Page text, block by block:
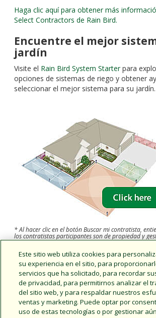
Haga clic aquí para obtener más
Select Contractors de Rain Bird.
Encuentre el mejor
jardín
Visite el Rain Bird System Starterpara
opciones de sistemas de riego y obtener
seleccionar el mejor sistema para su jardín.
* Al hacer clic en el botón Buscar mi contratista,
los contratistas participantes son de propiedad y
y acepto que Rain Bird Corporation no tiene
o costo de cualquier manera relacionado con los
Rain Bird no (1) recomienda ni avala a contratistas
asesora sobre qué contratista elegir. Entiendo que
evalúe a cada contratista antes de elegir al que más
Bird no es mi agente ni el de ningún contratista, y los
Bird son únicamente administrativos. Si no se dispone
Contractor, se pueden proporcionar
contratistas de riego participantes. Para ayudar a
un alto nivel de satisfacción de los clientes, doy mi
que un representante del servicio de atención al
Este sitio web utiliza cookies para
su experiencia en el sitio, para
servicios que ha solicitado, para recordar
de privacidad, para permitirnos analizar el
del sitio web, y para respaldar nuestros
ventas y marketing. Puede optar por
uso de estas tecnologías o por gestionar